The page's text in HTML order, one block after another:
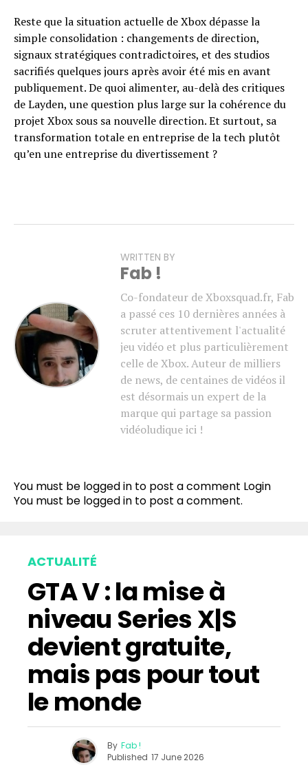
Reste que la situation actuelle de Xbox dépasse la
simple consolidation : changements de direction,
signaux stratégiques contradictoires, et des studios
sacrifiés quelques jours après avoir été mis en avant
publiquement. De quoi alimenter, au-delà des critiques
de Layden, une question plus large sur la cohérence du
projet Xbox sous sa nouvelle direction. Et surtout, sa
transformation totale en entreprise de la tech plutôt
qu’en une entreprise du divertissement ?
WRITTEN BY
Fab !
Co-fondateur de Xboxsquad.fr, Fab
a passé ces 10 dernières années à
scruter attentivement l'actualité
jeu vidéo et plus particulièrement
celle de Xbox. Auteur de milliers
de news, de centaines de vidéos il
est désormais un expert de la
marque qui partage sa passion
vidéoludique ici !
You must be logged in to post a comment Login
You must be logged in to post a comment.
ACTUALITÉ
GTA V : la mise à
niveau Series X|S
devient gratuite,
mais pas pour tout
le monde
By Fab !
Published 17 June 2026